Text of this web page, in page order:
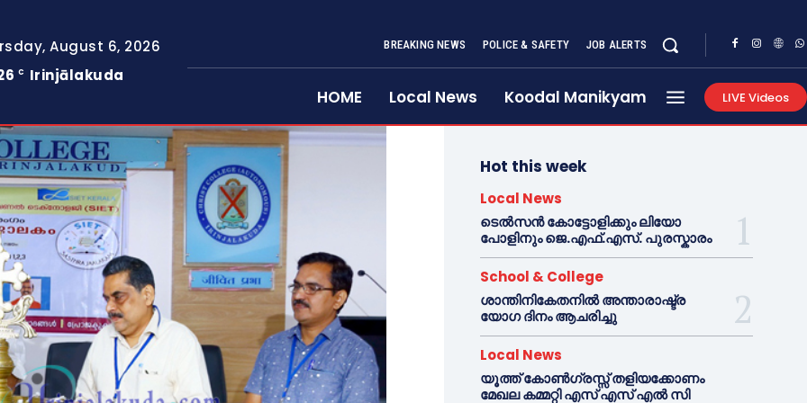
August 6, 2026
C Irinjālakuda
BREAKING NEWS POLICE & SAFETY JOB ALERTS
HOME Local News Koodal Manikyam LIVE Videos
Hot this week
Local News
ടെൽസൻ കോട്ടോളിക്കും ലിയോ
പോളിനും ജെ.എഫ്.എസ്. പുരസ്കാരം
School & College
ശാന്തിനികേതനിൽ അന്താരാഷ്ട്ര
യോഗ ദിനം ആചരിച്ചു
Local News
യൂത്ത് കോൺഗ്രസ്സ് തളിയക്കോണം
മേഖല കമ്മറ്റി എസ് എസ് എൽ സി